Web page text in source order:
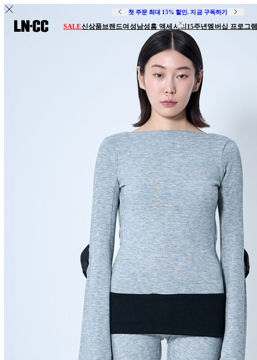
첫 주문 최대 15% 할인. 지금 구독하기
SALE신상품브랜드여성남성홈 액세서리 15주년멤버십 프로그램